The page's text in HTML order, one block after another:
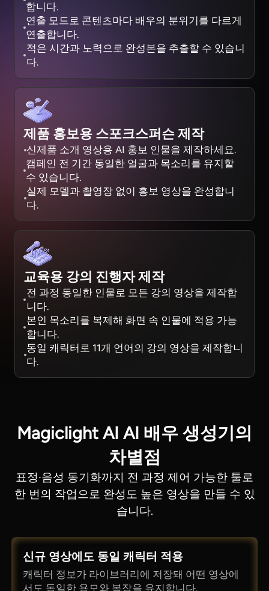
합니다.
연출 모드로 콘텐츠마다 배우의 분위기를 다르게
연출합니다.
적은 시간과 노력으로 완성본을 추출할 수 있습니
다.
제품 홍보용 스포크스퍼슨 제작
신제품 소개 영상용 AI 홍보 인물을 제작하세요.
캠페인 전 기간 동일한 얼굴과 목소리를 유지할
수 있습니다.
실제 모델과 촬영장 없이 홍보 영상을 완성합니
다.
교육용 강의 진행자 제작
전 과정 동일한 인물로 모든 강의 영상을 제작합
니다.
본인 목소리를 복제해 화면 속 인물에 적용 가능
합니다.
동일 캐릭터로 11개 언어의 강의 영상을 제작합니
다.
Magiclight AI AI 배우 생성기의
차별점
표정·음성 동기화까지 전 과정 제어 가능한 툴로
한 번의 작업으로 완성도 높은 영상을 만들 수 있
습니다.
신규 영상에도 동일 캐릭터 적용
캐릭터 정보가 라이브러리에 저장돼 어떤 영상에
서도 동일한 용모와 복장을 유지합니다.